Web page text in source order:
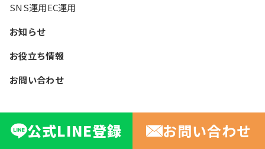
公式LINE登録 お問い合わせ
SNS運用EC運用
お知らせ
お役立ち情報
お問い合わせ
Copyright © デジタルフロント All rights reserved.